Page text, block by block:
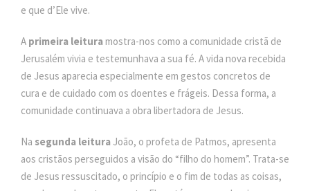
e que d’Ele vive.
A primeira leituramostra-nos como a comunidade cristã de
Jerusalém vivia e testemunhava a sua fé. A vida nova recebida
de Jesus aparecia especialmente em gestos concretos de
cura e de cuidado com os doentes e frágeis. Dessa forma, a
comunidade continuava a obra libertadora de Jesus.
Na segunda leitura João, o profeta de Patmos, apresenta
aos cristãos perseguidos a visão do “filho do homem”. Trata-se
de Jesus ressuscitado, o princípio e o fim de todas as coisas,